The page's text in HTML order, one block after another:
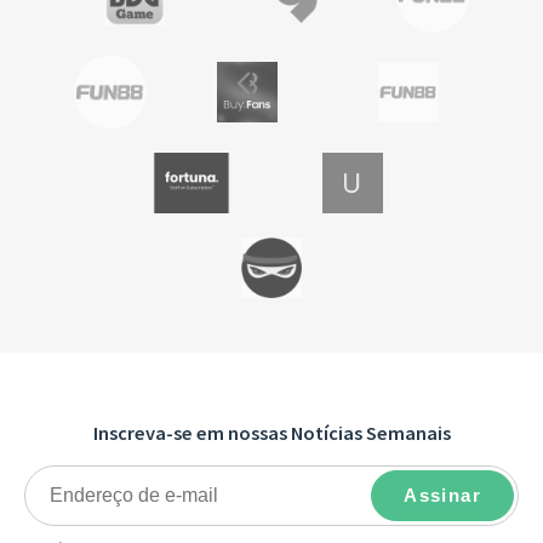
Inscreva-se em nossas Notícias Semanais